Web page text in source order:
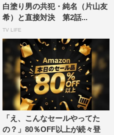
白塗り男の共犯・純名（片山友
希）と直接対決 第2話...
TV LIFE
「え、こんなセールやってた
の？」80％OFF以上が続々登